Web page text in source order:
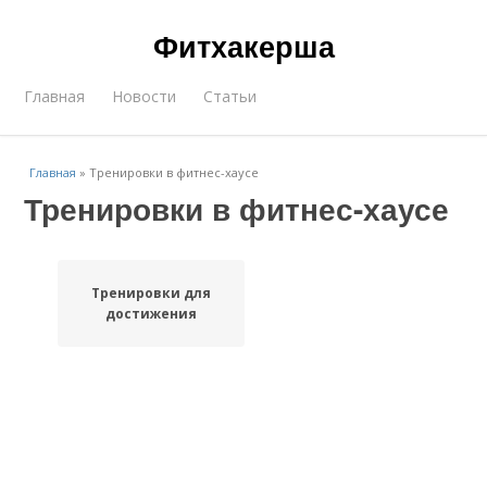
Фитхакерша
Главная Новости Статьи
Главная »Тренировки в фитнес-хаусе
Тренировки в фитнес-хаусе
Тренировки для
достижения